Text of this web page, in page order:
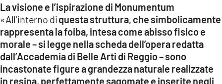
La visione e l’ispirazione di Monumentum
«All’interno diquesta struttura, che simbolicamente
rappresenta la foiba, intesa come abisso fisico e
morale – si legge nella scheda dell’opera redatta
dall’Accademia di Belle Arti di Reggio – sono
incastonate figure a grandezza naturale realizzate
in resina, perfettamente sagomate e inserite negli